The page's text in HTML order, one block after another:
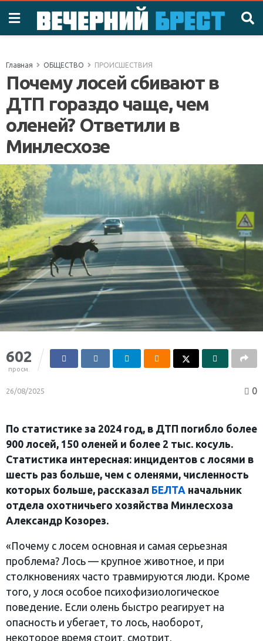
Главная ОБЩЕСТВО ПРОИСШЕСТВИЯ
Почему лосей сбивают в
ДТП гораздо чаще, чем
оленей? Ответили в
Минлесхозе
602
просм.
26/08/2025 0
По статистике за 2024 год, в ДТП погибло более
900 лосей, 150 оленей и более 2 тыс. косуль.
Статистика интересная: инцидентов с лосями в
шесть раз больше, чем с оленями, численность
которых больше, рассказал БЕЛТА начальник
отдела охотничьего хозяйства Минлесхоза
Александр Козорез.
«Почему с лосем основная и самая серьезная
проблема? Лось — крупное животное, и при
столкновениях часто травмируются люди. Кроме
того, у лося особое психофизиологическое
поведение. Если олень быстро реагирует на
опасность и убегает, то лось, наоборот,
некоторое время стоит, смотрит,